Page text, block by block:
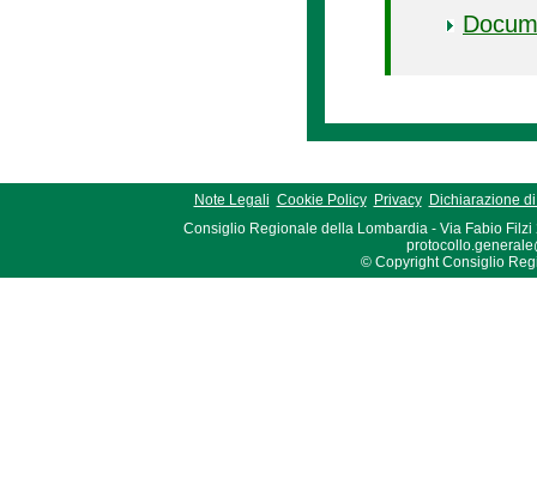
Note Legali Cookie Policy Privacy
Dichiarazione
Consiglio Regionale della Lombardia - Via Fabio Filzi
© Copyright Consiglio